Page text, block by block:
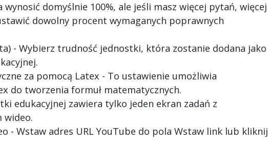
domyślnie 100%, ale jeśli masz więcej pytań, więcej
dowolny procent wymaganych poprawnych
- Wybierz trudność jednostki, która zostanie dodana jako
za pomocą Latex - To ustawienie umożliwia
do tworzenia formuł matematycznych.
edukacyjnej zawiera tylko jeden ekran zadań z
wideo.
- Wstaw adres URL YouTube do pola Wstaw link lub kliknij